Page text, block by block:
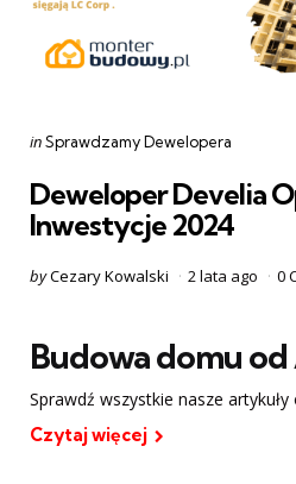
Categories
Posted
inSprawdzamy Dewelopera
Deweloper Develia
Inwestycje 2024
Posted
byCezary Kowalski 2 lata ago 0
Budowa domu od
Sprawdź wszystkie nasze
Czytaj więcej